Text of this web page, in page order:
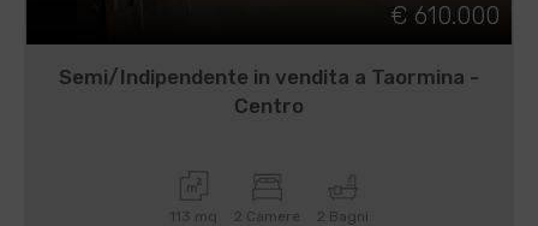
€ 610.000
Semi/Indipendente in vendita a Taormina -
Centro
113 mq 2 Camere 2 Bagni